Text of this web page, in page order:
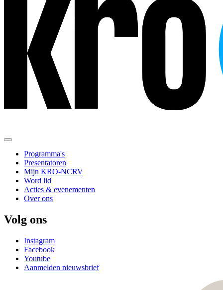
Programma's
Presentatoren
Mijn KRO-NCRV
Word lid
Acties & evenementen
Over ons
Volg ons
Instagram
Facebook
Youtube
Aanmelden nieuwsbrief